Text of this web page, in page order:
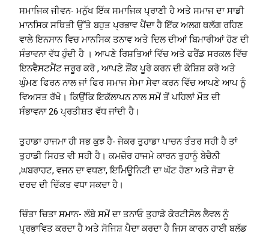
ਸਮਾਜਿਕ ਜੀਵਨ- ਮਨੁੱਖ ਇੱਕ ਸਮਾਜਿਕ ਪ੍ਰਾਣੀ ਹੈ ਅਤੇ ਸਮਾਜ ਦਾ ਸਾਡੀ
ਮਾਨਸਿਕ ਸਥਿਤੀ ਉੱਤੇ ਬਹੁਤ ਪ੍ਰਭਾਵ ਪੈਂਦਾ ਹੈ ਇੱਕ ਅਲਗ ਥਲੱਗ ਰਹਿਣ
ਵਾਲੇ ਇਨਸਾਨ ਵਿਚ ਮਾਨਸਿਕ ਤਨਾਵ ਅਤੇ ਦਿਲ ਦੀਆਂ ਬਿਮਾਰੀਆਂ ਹੋਣ ਦੀ
ਸੰਭਾਵਨਾ ਵੱਧ ਹੁੰਦੀ ਹੈ । ਆਪਣੇ ਰਿਸ਼ਤਿਆਂ ਵਿੱਚ ਅਤੇ ਫਰੈਂਡ ਸਰਕਲ ਵਿੱਚ
ਇਨਵੈਸਟਮੈਂਟ ਜਰੂਰ ਕਰੋ , ਆਪਣੇ ਸ਼ੌਂਕ ਪੂਰੇ ਕਰਨ ਦੀ ਕੋਸ਼ਿਸ਼ ਕਰੋ ਅਤੇ
ਘੁੰਮਣ ਫਿਰਨ ਨਾਲ ਜਾਂ ਫਿਰ ਸਮਾਜ ਸੇਮਾ ਸੇਵਾ ਕਰਨ ਵਿੱਚ ਆਪਣੇ ਆਪ ਨੂੰ
ਵਿਅਸਤ ਰੱਖੋ। ਕਿਉਂਕਿ ਇਕੱਲਾਪਨ ਨਾਲ ਸਮੇਂ ਤੋਂ ਪਹਿਲਾਂ ਮੌਤ ਦੀ
ਸੰਭਾਵਨਾ 26 ਪ੍ਰਤੀਸ਼ਤ ਵੱਧ ਜਾਂਦੀ ਹੈ।
ਤੁਹਾਡਾ ਹਾਜਮਾ ਹੀ ਸਭ ਕੁਝ ਹੈ- ਜੇਕਰ ਤੁਹਾਡਾ ਪਾਚਨ ਤੰਤਰ ਸਹੀ ਹੈ ਤਾਂ
ਤੁਹਾਡੀ ਸਿਹਤ ਵੀ ਸਹੀ ਹੈ। ਕਮਜ਼ੋਰ ਹਾਜਮੇ ਕਾਰਨ ਤੁਹਾਨੂੰ ਬੇਚੈਨੀ
,ਘਬਰਾਹਟ, ਵਜਨ ਦਾ ਵਧਣਾ, ਇਮਿਊਨਿਟੀ ਦਾ ਘੱਟ ਹੋਣਾ ਅਤੇ ਜੋੜਾ ਦੇ
ਦਰਦ ਦੀ ਦਿੱਕਤ ਵਧਾ ਸਕਦਾ ਹੈ।
ਚਿੰਤਾ ਚਿਤਾ ਸਮਾਨ- ਲੰਬੇ ਸਮੇਂ ਦਾ ਤਨਾਓ ਤੁਹਾਡੇ ਕੋਰਟੀਸੋਲ ਲੈਵਲ ਨੂੰ
ਪ੍ਰਭਾਵਿਤ ਕਰਦਾ ਹੈ ਅਤੇ ਸੋਜਿਸ਼ ਪੈਦਾ ਕਰਦਾ ਹੈ ਜਿਸ ਕਾਰਨ ਹਾਈ ਬਲੱਡ